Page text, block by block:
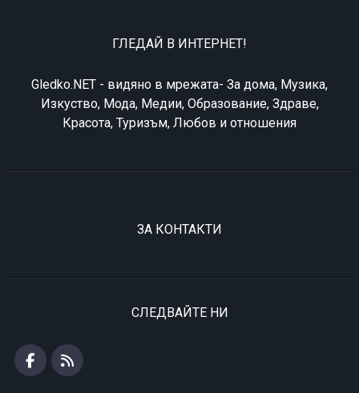
ГЛЕДАЙ В ИНТЕРНЕТ!
Gledko.NET - видяно в мрежата- За дома, Музика,
Изкуство, Мода, Медии, Образование, Здраве,
Красота, Туризъм, Любов и отношения
ЗА КОНТАКТИ
СЛЕДВАЙТЕ НИ